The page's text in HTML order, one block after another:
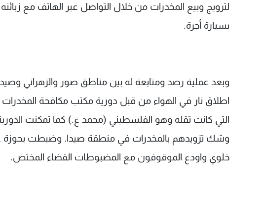
لترويج وبيع المخدرات من خلال التواصل عبر الهاتف مع
بسيارة أجرة.
وبعد عملية رصد ومتابعة له بين مناطق صور والزهراني
اطلاق نار في الهواء من قبل دورية مكتب مكافحة
التي كانت تقله وهو الفلسطيني (محمد غ.) كما تمكنت
وشك تزويدهم بالمخدرات في منطقة صيدا. وضبطت بحوزة
خلوي واودع الموقوفون مع المضبوطات القضاء المختص.